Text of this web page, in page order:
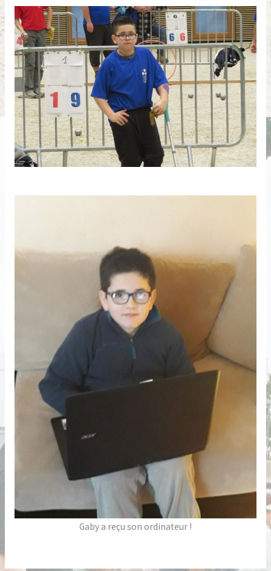
Gaby a reçu son ordinateur !